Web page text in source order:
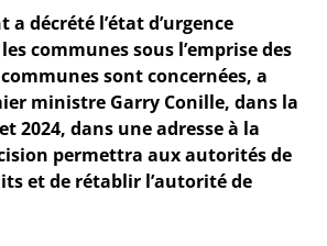
a décrété l’état d’urgence
communes sous l’emprise des
sont concernées, a
ministre Garry Conille, dans la
2024, dans une adresse à la
permettra aux autorités de
et de rétablir l’autorité de